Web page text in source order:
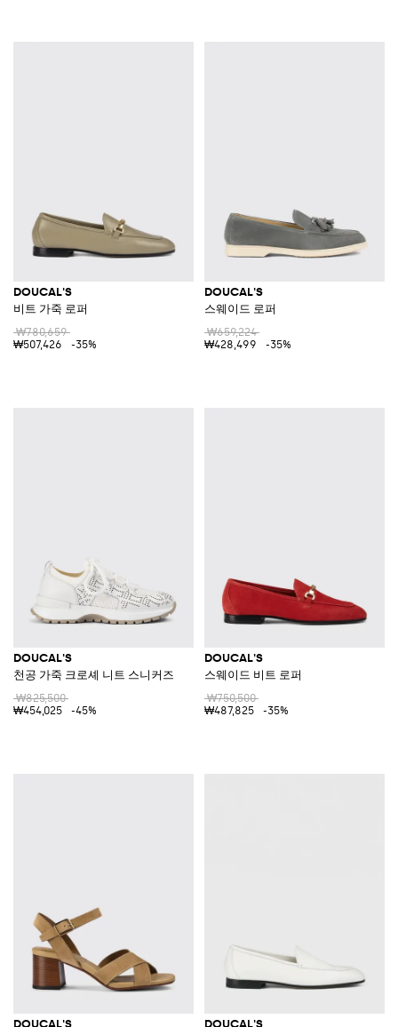
DOUCAL'S
비트 가죽 로퍼
₩780,659
₩507,426
-35%
DOUCAL'S
스웨이드 로퍼
₩659,224
₩428,499
-35%
DOUCAL'S
천공 가죽 크로셰 니트 스니커즈
₩825,500
₩454,025
-45%
DOUCAL'S
스웨이드 비트 로퍼
₩750,500
₩487,825
-35%
DOUCAL'S DOUCAL'S